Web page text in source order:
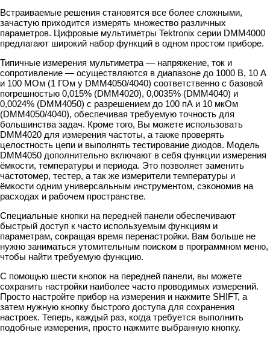
Встраиваемые решения становятся все более сложными,
зачастую приходится измерять множество различных
параметров. Цифровые мультиметры Tektronix серии DMM4000
предлагают широкий набор функций в одном простом приборе.
Типичные измерения мультиметра — напряжение, ток и
сопротивление — осуществляются в диапазоне до 1000 В, 10 А
и 100 МОм (1 ГОм у DMM4050/4040) соответственно с базовой
погрешностью 0,015% (DMM4020), 0,0035% (DMM4040) и
0,0024% (DMM4050) с разрешением до 100 пА и 10 мкОм
(DMM4050/4040), обеспечивая требуемую точность для
большинства задач. Кроме того, Вы можете использовать
DMM4020 для измерения частоты, а также проверять
целостность цепи и выполнять тестирование диодов. Модель
DMM4050 дополнительно включают в себя функции измерения
ёмкости, температуры и периода. Это позволяет заменить
частотомер, тестер, а так же измерители температуры и
ёмкости одним универсальным инструментом, сэкономив на
расходах и рабочем пространстве.
Специальные кнопки на передней панели обеспечивают
быстрый доступ к часто используемым функциям и
параметрам, сокращая время перенастройки. Вам больше не
нужно заниматься утомительным поиском в программном меню,
чтобы найти требуемую функцию.
С помощью шести кнопок на передней панели, вы можете
сохранить настройки наиболее часто проводимых измерений.
Просто настройте прибор на измерения и нажмите SHIFT, а
затем нужную кнопку быстрого доступа для сохранения
настроек. Теперь, каждый раз, когда требуется выполнить
подобные измерения, просто нажмите выбранную кнопку.